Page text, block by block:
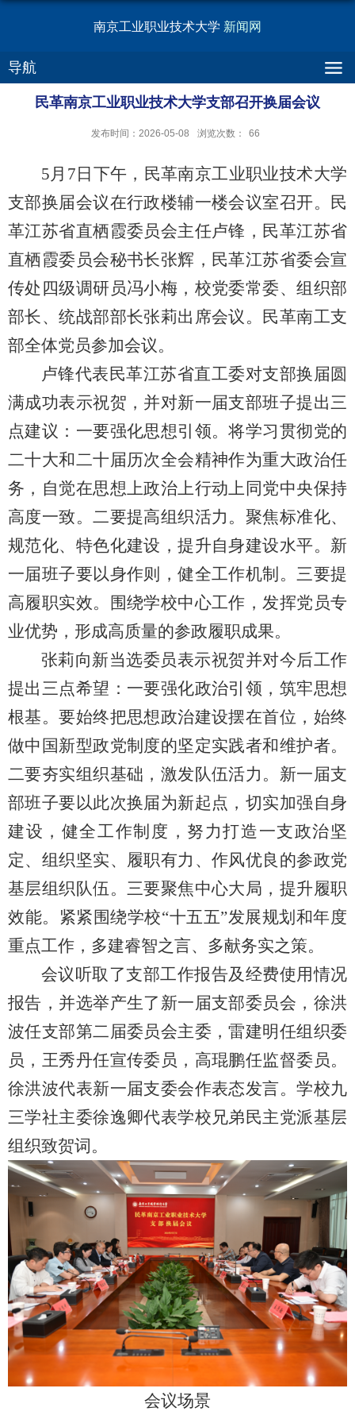
南京工业职业技术大学 新闻网
导航
民革南京工业职业技术大学支部召开换届会议
发布时间：2026-05-08 浏览次数： 66
5月7日下午，民革南京工业职业技术大学
支部换届会议在行政楼辅一楼会议室召开。民
革江苏省直栖霞委员会主任卢锋，民革江苏省
直栖霞委员会秘书长张辉，民革江苏省委会宣
传处四级调研员冯小梅，校党委常委、组织部
部长、统战部部长张莉出席会议。民革南工支
部全体党员参加会议。
卢锋代表民革江苏省直工委对支部换届圆
满成功表示祝贺，并对新一届支部班子提出三
点建议：一要强化思想引领。将学习贯彻党的
二十大和二十届历次全会精神作为重大政治任
务，自觉在思想上政治上行动上同党中央保持
高度一致。二要提高组织活力。聚焦标准化、
规范化、特色化建设，提升自身建设水平。新
一届班子要以身作则，健全工作机制。三要提
高履职实效。围绕学校中心工作，发挥党员专
业优势，形成高质量的参政履职成果。
张莉向新当选委员表示祝贺并对今后工作
提出三点希望：一要强化政治引领，筑牢思想
根基。要始终把思想政治建设摆在首位，始终
做中国新型政党制度的坚定实践者和维护者。
二要夯实组织基础，激发队伍活力。新一届支
部班子要以此次换届为新起点，切实加强自身
建设，健全工作制度，努力打造一支政治坚
定、组织坚实、履职有力、作风优良的参政党
基层组织队伍。三要聚焦中心大局，提升履职
效能。紧紧围绕学校“十五五”发展规划和年度
重点工作，多建睿智之言、多献务实之策。
会议听取了支部工作报告及经费使用情况
报告，并选举产生了新一届支部委员会，徐洪
波任支部第二届委员会主委，雷建明任组织委
员，王秀丹任宣传委员，高琨鹏任监督委员。
徐洪波代表新一届支委会作表态发言。学校九
三学社主委徐逸卿代表学校兄弟民主党派基层
组织致贺词。
会议场景